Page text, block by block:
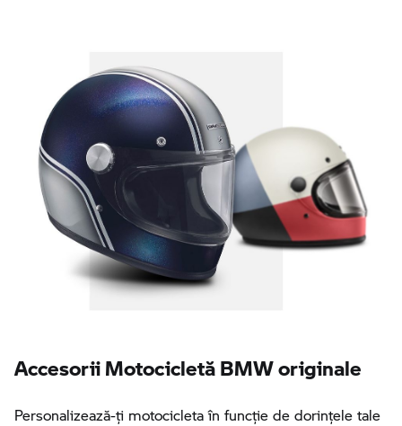
Accesorii Motocicletă BMW originale
Personalizează-ţi motocicleta în funcţie de dorinţele tale